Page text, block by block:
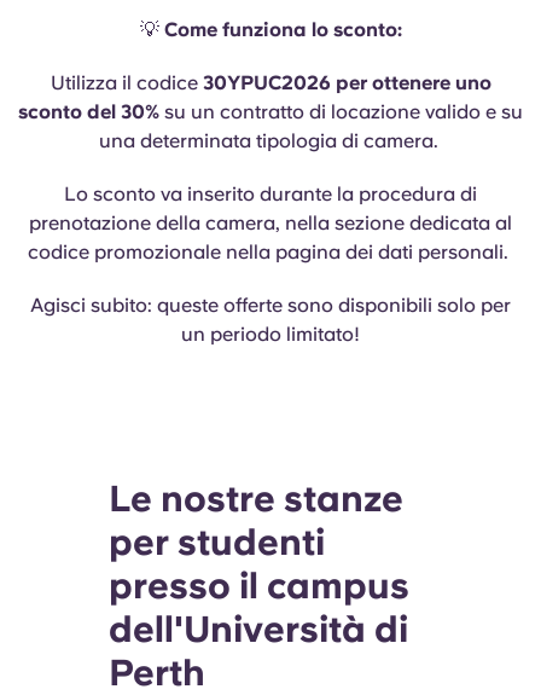
💡 Come funziona lo sconto:
Utilizza il codice 30YPUC2026 per ottenere uno
sconto del 30% su un contratto di locazione valido e su
una determinata tipologia di camera.
Lo sconto va inserito durante la procedura di
prenotazione della camera, nella sezione dedicata al
codice promozionale nella pagina dei dati personali.
Agisci subito: queste offerte sono disponibili solo per
un periodo limitato!
Le nostre stanze
per studenti
presso il campus
dell'Università di
Perth